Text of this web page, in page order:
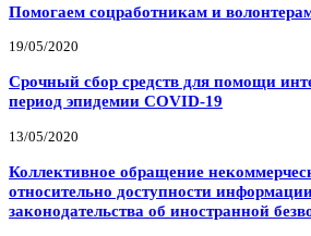
Помогаем соцработникам и
19/05/2020
Срочный сбор средств для помощи
период эпидемии COVID-19
13/05/2020
Коллективное обращение
относительно доступности
законодательства об иностранной